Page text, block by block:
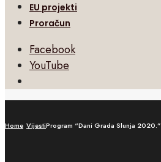
EU projekti
Proračun
Facebook
YouTube
Search
Home VijestiProgram “Dani Grada Slunja 2020.”